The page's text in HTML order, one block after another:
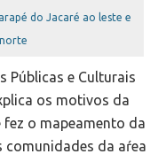
do Jacaré ao leste e
Públicas e Culturais
os motivos da
fez o mapeamento da
da aŕea